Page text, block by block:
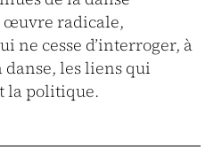
œuvre radicale,
ne cesse d’interroger, à
danse, les liens qui
la politique.